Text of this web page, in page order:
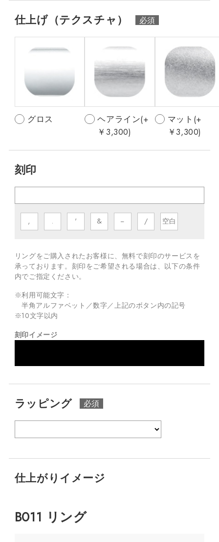
仕上げ（テクスチャ）
グロス
ヘアライン(+
￥3,300)
マット(+
￥3,300)
刻印
, . ' & − / 空白
リングをご購入されたお客様に、無料で刻印のサービスを
承っております。 刻印をご希望される場合は、以下の条件
内でご指定ください。
※利用可能文字：
半角アルファベット／数字／上記のボタン内の記号
※10文字以内
刻印イメージ
ラッピング
仕上がりイメージ
B011 リング